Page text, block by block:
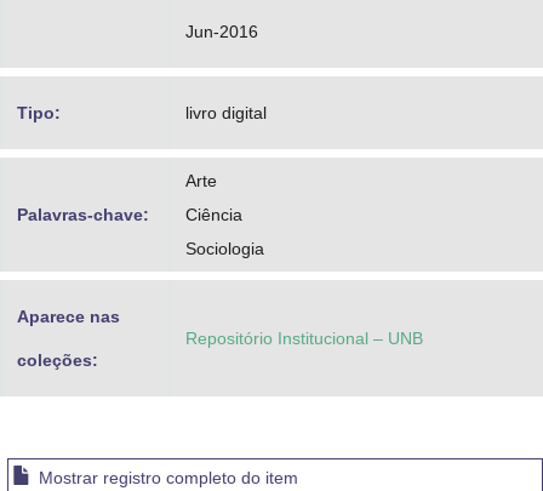
Jun-2016
Tipo: livro digital
Palavras-chave:
Arte
Ciência
Sociologia
Aparece nas
coleções:
Repositório Institucional – UNB
Mostrar registro completo do item